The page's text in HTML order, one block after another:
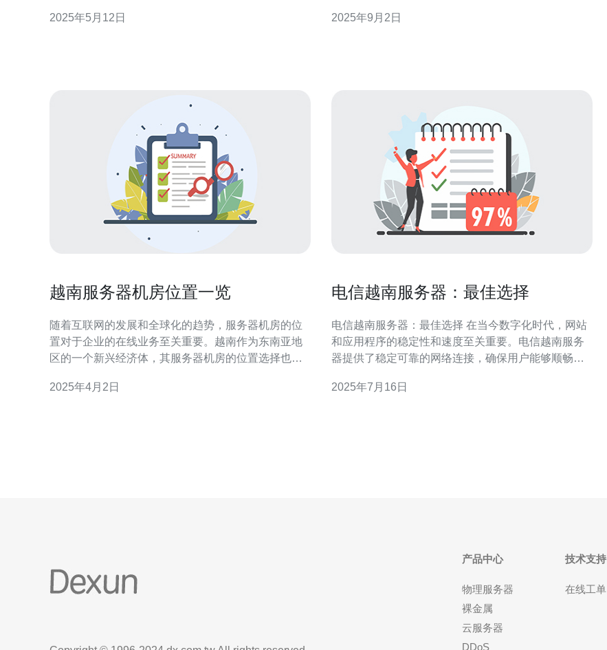
种网络诈骗行为。 视频中展示了越南设机房的诈骗手
2025年5月12日
原生IP节点的稳定性与速度，为您提供全面的分析和
2025年9月2日
越南服务器机房位置一览
随着互联网的发展和全球化的趋势，服务器机房的位
置对于企业的在线业务至关重要。越南作为东南亚地
区的一个新兴经济体，其服务器机房的位置选择也备
帮助企业选择最合适的服务器机房。 2.1. 河内 河内作
2025年4月2日
电信越南服务器：最佳选择
电信越南服务器：最佳选择 在当今数字化时代，网站
和应用程序的稳定性和速度至关重要。电信越南服务
器提供了稳定可靠的网络连接，确保用户能够顺畅访
南服务器在网络延迟和带宽方面表现更优秀。 电信越
2025年7月16日
产品中心
物理服务器
裸金属
云服务器
DDoS
技术支持
在线工单